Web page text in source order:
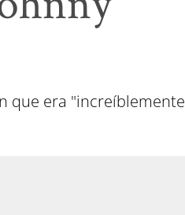
que era "increíblemente